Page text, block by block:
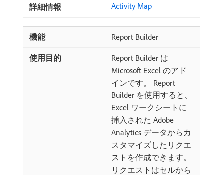
Activity Map
Report Builder
Report Builder は
Microsoft Excel のアド
インです。 Report
Builder を使用すると、
Excel ワークシートに
挿入された Adobe
Analytics データからカ
スタマイズしたリクエ
ストを作成できます。
リクエストはセルから